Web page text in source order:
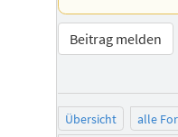
Beitrag melden
Übersicht alle